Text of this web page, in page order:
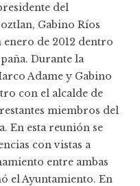
del
Gabino Ríos
de 2012 dentro
Durante la
Adame y Gabino
con el alcalde de
miembros del
En esta reunión se
con vistas a
entre ambas
el Ayuntamiento. En